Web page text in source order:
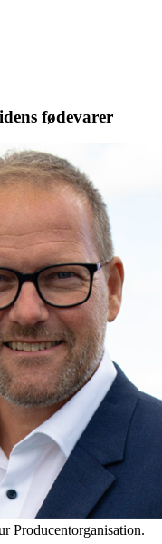
fødevarer
Producentorganisation.